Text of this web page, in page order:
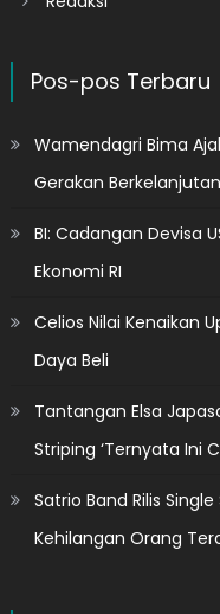
Pos-pos Terbaru
Wamendagri Bima
Gerakan Berkelanjutan
BI: Cadangan Devisa
Ekonomi RI
Celios Nilai Kenaikan
Daya Beli
Tantangan Elsa
Striping ‘Ternyata Ini
Satrio Band Rilis
Kehilangan Orang